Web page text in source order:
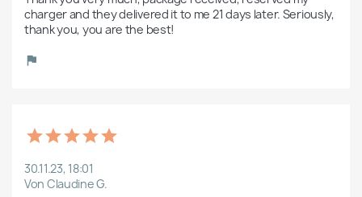
charger and they delivered it to me 21 days later. Seriously,
thank you, you are the best!
30.11.23, 18:01
Von Claudine G.